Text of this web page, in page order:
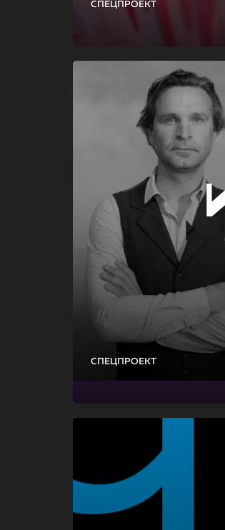
СПЕЦПРОЕКТ
СПЕЦПРОЕКТ